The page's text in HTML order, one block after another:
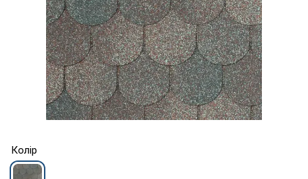
Колір